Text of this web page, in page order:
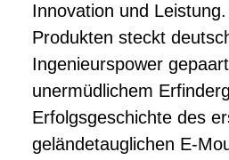
Innovation und
Produkten steckt
Ingenieurspower
unermüdlichem
Erfolgsgeschichte des
geländetauglichen E-